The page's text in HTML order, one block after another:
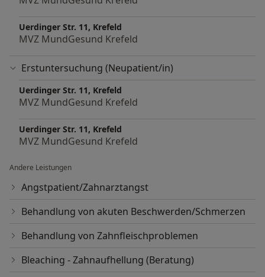
Uerdinger Str. 11, Krefeld
MVZ MundGesund Krefeld
Erstuntersuchung (Neupatient/in)
Uerdinger Str. 11, Krefeld
MVZ MundGesund Krefeld
Uerdinger Str. 11, Krefeld
MVZ MundGesund Krefeld
Andere Leistungen
Angstpatient/Zahnarztangst
Behandlung von akuten Beschwerden/Schmerzen
Behandlung von Zahnfleischproblemen
Bleaching - Zahnaufhellung (Beratung)